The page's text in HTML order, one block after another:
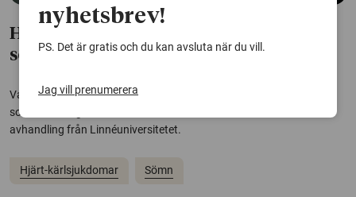
Hjärtstopp kan ge långvariga
sömnproblem
Var femte person som överlever ett hjärtstopp drabbas av insomni,
som ofta hänger samman med annan ohälsa. Det visar en
avhandling från Linnéuniversitetet.
Hjärt-kärlsjukdomar Sömn
nyhetsbrev!
PS. Det är gratis och du kan avsluta när du vill.
Jag vill prenumerera